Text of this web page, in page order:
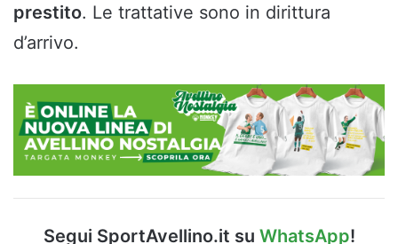
prestito. Le trattative sono in dirittura
d’arrivo.
Segui SportAvellino.it su WhatsApp!